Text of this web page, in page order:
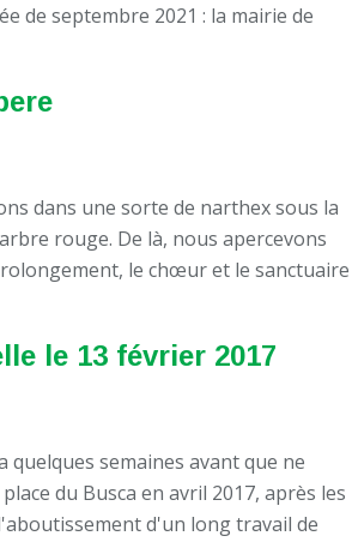
de septembre 2021 : la mairie de
dans une sorte de narthex sous la
rouge. De là, nous apercevons
le chœur et le sanctuaire
le 13 février 2017
semaines avant que ne
du Busca en avril 2017, après les
d'un long travail de